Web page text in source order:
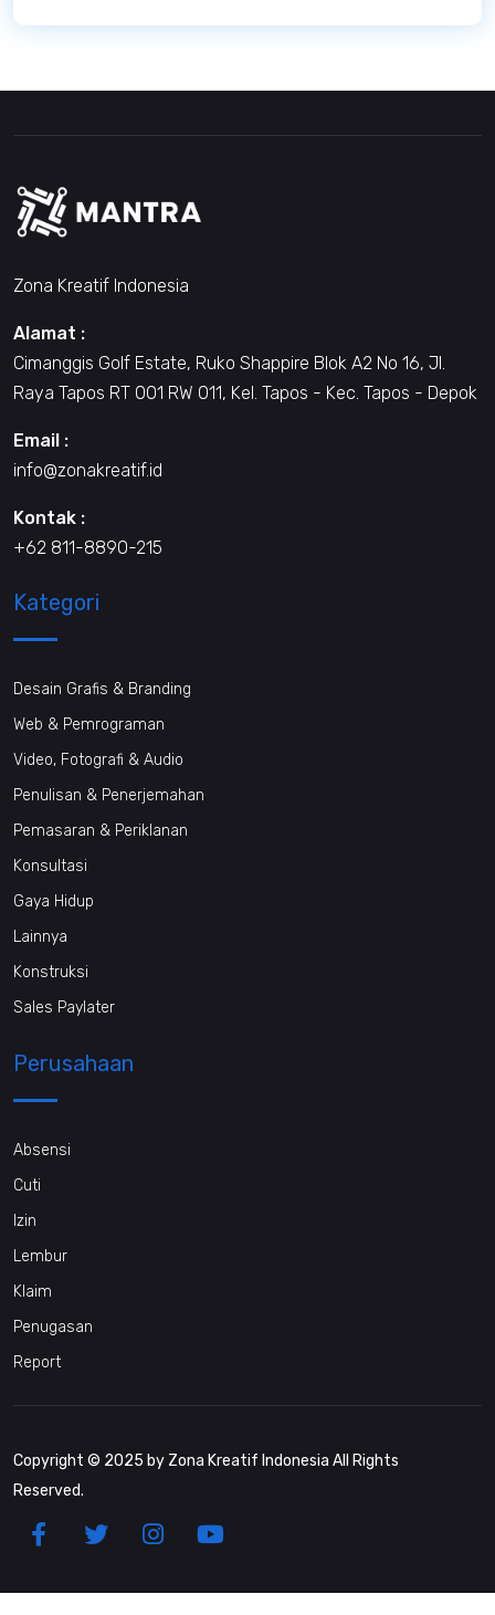
Zona Kreatif Indonesia
Alamat :
Cimanggis Golf Estate, Ruko Shappire Blok A2 No 16, Jl.
Raya Tapos RT 001 RW 011, Kel. Tapos - Kec. Tapos - Depok
Email :
info@zonakreatif.id
Kontak :
+62 811-8890-215
Kategori
Desain Grafis & Branding
Web & Pemrograman
Video, Fotografi & Audio
Penulisan & Penerjemahan
Pemasaran & Periklanan
Konsultasi
Gaya Hidup
Lainnya
Konstruksi
Sales Paylater
Perusahaan
Absensi
Cuti
Izin
Lembur
Klaim
Penugasan
Report
Copyright © 2025 by Zona Kreatif Indonesia All Rights
Reserved.